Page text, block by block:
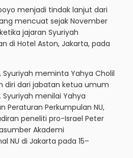
menjadi tindak lanjut dari
mencuat sejak November
jajaran Syuriyah
di Hotel Aston, Jakarta, pada
meminta Yahya Cholil
diri dari jabatan ketua umum
menilai Yahya
Peraturan Perkumpulan NU,
peneliti pro-Israel Peter
Akademi
NU di Jakarta pada 15–